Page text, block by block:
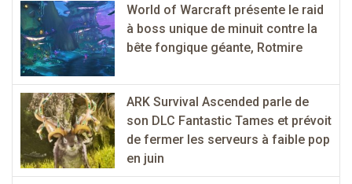
World of Warcraft présente le raid
à boss unique de minuit contre la
bête fongique géante, Rotmire
ARK Survival Ascended parle de
son DLC Fantastic Tames et prévoit
de fermer les serveurs à faible pop
en juin